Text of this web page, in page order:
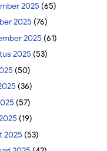
2025 (65)
2025 (76)
2025 (61)
2025 (53)
(50)
(36)
(57)
(19)
2025 (53)